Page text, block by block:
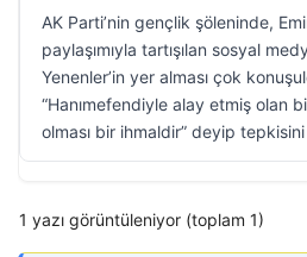
AK Parti’nin gençlik şöleninde,
paylaşımıyla tartışılan sosyal
Yenenler’in yer alması çok
“Hanımefendiyle alay etmiş olan
olması bir ihmaldir” deyip
1 yazı görüntüleniyor (toplam 1)